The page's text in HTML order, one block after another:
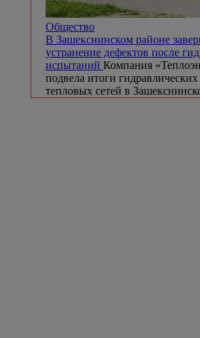
Общество
В Зашекснинском районе
устранение дефектов после
испытаний Компания
подвела итоги
тепловых сетей в